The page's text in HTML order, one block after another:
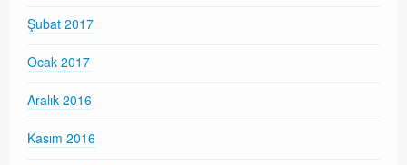
Şubat 2017
Ocak 2017
Aralık 2016
Kasım 2016